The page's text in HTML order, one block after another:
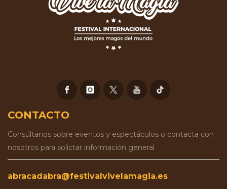
CONTACTO
Consúltanos sobre eventos y espectáculos o contacta con
nosotros para solictar información general
abracadabra@festivalvivelamagia.es